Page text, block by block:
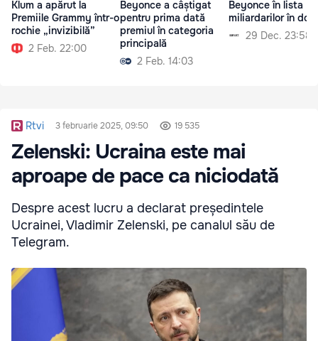
Klum a apărut la
Premiile Grammy într-o
rochie „invizibilă”
2 Feb. 22:00
Beyonce a câștigat
pentru prima dată
premiul în categoria
principală
2 Feb. 14:03
Beyonce în lista
miliardarilor în
29 Dec. 23:58
Rtvi 3 februarie 2025, 09:50 19 535
Zelenski: Ucraina este mai
aproape de pace ca niciodată
Despre acest lucru a declarat președintele
Ucrainei, Vladimir Zelenski, pe canalul său de
Telegram.